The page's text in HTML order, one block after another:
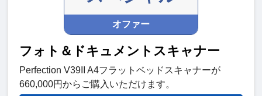
オファー
フォト＆ドキュメントスキャナー
Perfection V39II A4フラットベッドスキャナーが
660,000円からご購入いただけます。